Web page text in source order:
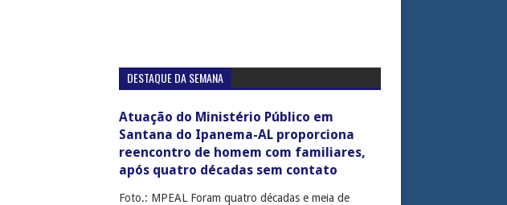
DESTAQUE DA SEMANA
Atuação do Ministério Público em
Santana do Ipanema-AL proporciona
reencontro de homem com familiares,
após quatro décadas sem contato
Foto.: MPEAL Foram quatro décadas e meia de